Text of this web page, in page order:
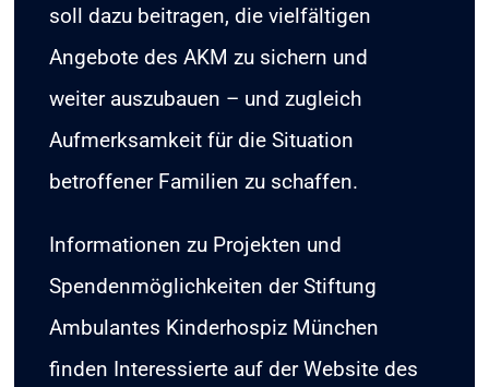
soll dazu beitragen, die vielfältigen
Angebote des AKM zu sichern und
weiter auszubauen – und zugleich
Aufmerksamkeit für die Situation
betroffener Familien zu schaffen.​
Informationen zu Projekten und
Spendenmöglichkeiten der Stiftung
Ambulantes Kinderhospiz München
finden Interessierte auf der Website des